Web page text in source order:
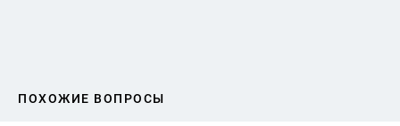
ПОХОЖИЕ ВОПРОСЫ